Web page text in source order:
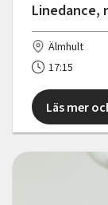
Linedance,
Älmhult
17:15
Läs mer